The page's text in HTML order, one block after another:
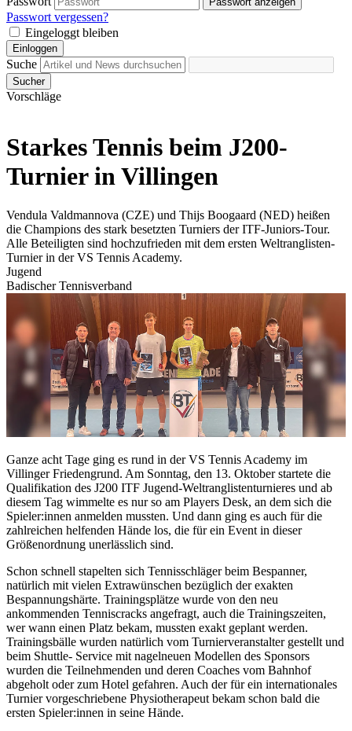
Passwort vergessen?
Eingeloggt bleiben
Einloggen
Suche
Sucher
Vorschläge
Starkes Tennis beim J200-
Turnier in Villingen
Vendula Valdmannova (CZE) und Thijs Boogaard (NED) heißen
die Champions des stark besetzten Turniers der ITF-Juniors-Tour.
Alle Beteiligten sind hochzufrieden mit dem ersten Weltranglisten-
Turnier in der VS Tennis Academy.
Jugend
Badischer Tennisverband
Ganze acht Tage ging es rund in der VS Tennis Academy im
Villinger Friedengrund. Am Sonntag, den 13. Oktober startete die
Qualifikation des J200 ITF Jugend-Weltranglistenturnieres und ab
diesem Tag wimmelte es nur so am Players Desk, an dem sich die
Spieler:innen anmelden mussten. Und dann ging es auch für die
zahlreichen helfenden Hände los, die für ein Event in dieser
Größenordnung unerlässlich sind.
Schon schnell stapelten sich Tennisschläger beim Bespanner,
natürlich mit vielen Extrawünschen bezüglich der exakten
Bespannungshärte. Trainingsplätze wurde von den neu
ankommenden Tenniscracks angefragt, auch die Trainingszeiten,
wer wann einen Platz bekam, mussten exakt geplant werden.
Trainingsbälle wurden natürlich vom Turnierveranstalter gestellt und
beim Shuttle- Service mit nagelneuen Modellen des Sponsors
wurden die Teilnehmenden und deren Coaches vom Bahnhof
abgeholt oder zum Hotel gefahren. Auch der für ein internationales
Turnier vorgeschriebene Physiotherapeut bekam schon bald die
ersten Spieler:innen in seine Hände.